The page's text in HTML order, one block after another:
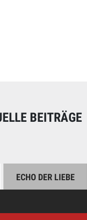
BEITRÄGE
ECHO DER LIEBE